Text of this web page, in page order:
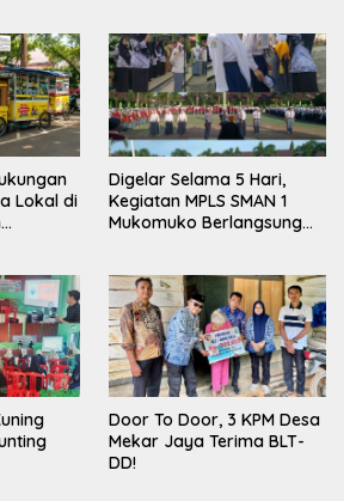
Lokal di
Digelar Selama 5 Hari,
Kegiatan MPLS SMAN 1
Mukomuko Berlangsung
Door To Door, 3 KPM Desa
Mekar Jaya Terima BLT-
DD!